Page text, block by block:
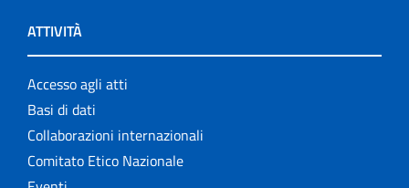
ATTIVITÀ
Accesso agli atti
Basi di dati
Collaborazioni internazionali
Comitato Etico Nazionale